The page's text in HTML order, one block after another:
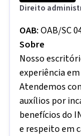
Direito
OAB:OAB/SC
Sobre
Nosso
experiência
Atendemos
auxílios por
benefícios do
e respeito em